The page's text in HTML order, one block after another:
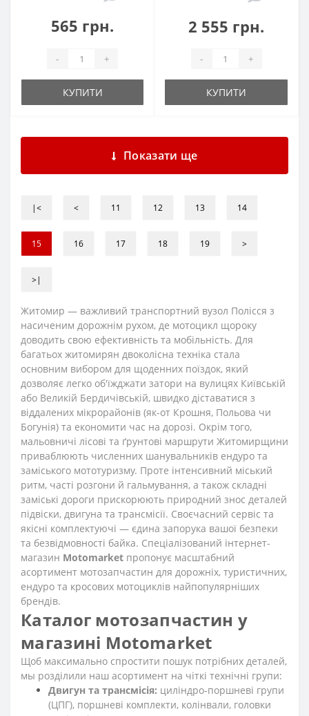
565 грн.
- +
КУПИТИ
2 555 грн.
- +
КУПИТИ
Показати ще
|< < 11 12 13 14
15 16 17 18 19 >
>|
Житомир — важливий транспортний вузол Полісся з
насиченим дорожнім рухом, де мотоцикл щороку
доводить свою ефективність та мобільність. Для
багатьох житомирян двоколісна техніка стала
основним вибором для щоденних поїздок, який
дозволяє легко об'їжджати затори на вулицях Київській
або Великій Бердичівській, швидко діставатися з
віддалених мікрорайонів (як-от Крошня, Польова чи
Богунія) та економити час на дорозі. Окрім того,
мальовничі лісові та ґрунтові маршрути Житомирщини
приваблюють численних шанувальників ендуро та
заміського мототуризму. Проте інтенсивний міський
ритм, часті розгони й гальмування, а також складні
заміські дороги прискорюють природний знос деталей
підвіски, двигуна та трансмісії. Своєчасний сервіс та
якісні комплектуючі — єдина запорука вашої безпеки
та безвідмовності байка. Спеціалізований інтернет-
магазин Motomarket пропонує масштабний
асортимент мотозапчастин для дорожніх, туристичних,
ендуро та кросових мотоциклів найпопулярніших
брендів.
Каталог мотозапчастин у
магазині Motomarket
Щоб максимально спростити пошук потрібних деталей,
мы розділили наш асортимент на чіткі технічні групи:
Двигун та трансмісія: циліндро-поршневі групи
(ЦПГ), поршневі комплекти, колінвали, головки